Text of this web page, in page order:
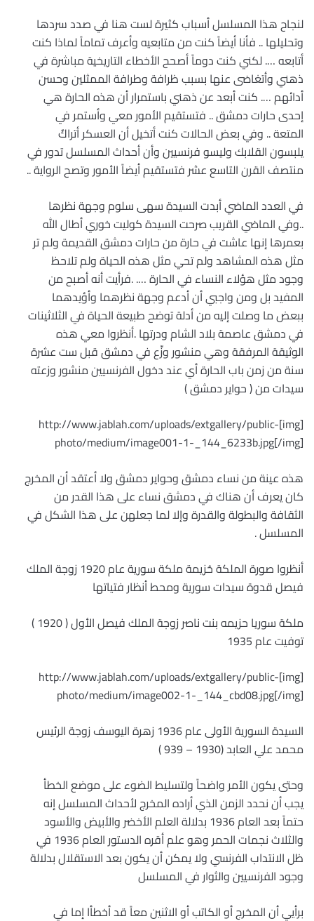
لنجاح هذا المسلسل أسباب كثيرة لست هنا في صدد سردها
وتحليلها .. فأنا أيضاً كنت من متابعيه وأعرف تماماً لماذا كنت
أتابعه …. لكني كنت دوماً أصحح الأخطاء التاريخية مباشرة في
ذهني وأتغاضى عنها بسبب ظرافة وطرافة الممثلين وحسن
أدائهم …. كنت أبعد عن ذهني باستمرار أن هذه الحارة هي
إحدى حارات دمشق .. فتستقيم الأمور معي وأستمر في
المتعة .. وفي بعض الحالات كنت أتخيل أن العسكر أتراكٌ
يلبسون القلابك وليسو فرنسيين وأن أحداث المسلسل تدور في
منتصف القرن التاسع عشر فتستقيم أيضاً الأمور وتصح الرواية ..
في العدد الماضي أبدت السيدة سهى سلوم وجهة نظرها
..وفي الماضي القريب صرحت السيدة كوليت خوري أطال الله
بعمرها إنها عاشت في حارة من حارات دمشق القديمة ولم تر
مثل هذه المشاهد ولم تحي مثل هذه الحياة ولم تلاحظ
وجود مثل هؤلاء النساء في الحارة …. .فرأيت أنه أصبح من
المفيد بل ومن واجبي أن أدعم وجهة نظرهما وأؤيدهما
ببعض ما وصلت إليه من أدلة توضح طبيعة الحياة في الثلاثينات
في دمشق عاصمة بلاد الشام ودرتها .أنظروا معي هذه
الوثيقة المرفقة وهي منشور وزِّع في دمشق قبل ست عشرة
سنة من زمن باب الحارة أي عند دخول الفرنسيين منشور وزعته
سيدات من ( حواير دمشق )
[img]http://www.jablah.com/uploads/extgallery/public-
photo/medium/image001-1-_144_6233b.jpg[/img]
هذه عينة من نساء دمشق وحواير دمشق ولا أعتقد أن المخرج
كان يعرف أن هناك في دمشق نساء على هذا القدر من
الثقافة والبطولة والقدرة وإلا لما جعلهن على هذا الشكل في
المسلسل .
أنظروا صورة الملكة حُزيمة ملكة سورية عام 1920 زوجة الملك
فيصل قدوة سيدات سورية ومحط أنظار فتياتها
ملكة سوريا حزيمه بنت ناصر زوجة الملك فيصل الأول ( 1920 )
توفيت عام 1935
[img]http://www.jablah.com/uploads/extgallery/public-
photo/medium/image002-1-_144_cbd08.jpg[/img]
السيدة السورية الأولى عام 1936 زهرة اليوسف زوجة الرئيس
محمد علي العابد (1930 – 939 )
وحتى يكون الأمر واضحاً ولتسليط الضوء على موضع الخطأ
يجب أن نحدد الزمن الذي أراده المخرج لأحداث المسلسل إنه
حتماً بعد العام 1936 بدلالة العلم الأخضر والأبيض والأسود
والثلاث نجمات الحمر وهو علم أقره الدستور العام 1936 في
ظل الانتداب الفرنسي ولا يمكن أن يكون بعد الاستقلال بدلالة
وجود الفرنسيين والثوار في المسلسل
برأيي أن المخرج أو الكاتب أو الاثنين معاً قد أخطأا إما في